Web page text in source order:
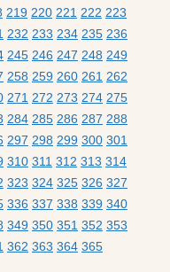
219 220 221 222 223
232 233 234 235 236
245 246 247 248 249
258 259 260 261 262
271 272 273 274 275
284 285 286 287 288
297 298 299 300 301
310 311 312 313 314
323 324 325 326 327
336 337 338 339 340
349 350 351 352 353
362 363 364 365